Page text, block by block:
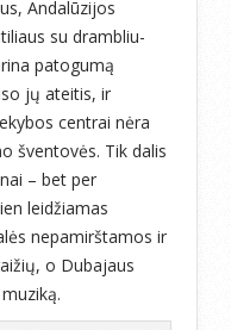
Andalūzijos
su drambliu-
patogumą
jų ateitis, ir
centrai nėra
šventovės. Tik dalis
– bet per
leidžiamas
nepamirštamos ir
o Dubajaus